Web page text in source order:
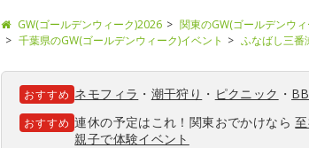
GW(ゴールデンウィーク)2026 関東のGW(ゴールデンウ
千葉県のGW(ゴールデンウィーク)イベント
ふなばし三番
おすすめ ネモフィラ ・ 潮干狩り ・ ピクニック ・
おすすめ 連休の予定はこれ！関東おでかけなら
親子で体験イベント